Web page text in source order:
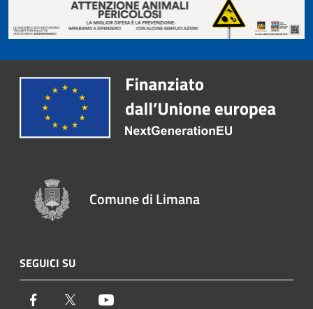
Comune di Limana
SEGUICI SU
Facebook Twitter